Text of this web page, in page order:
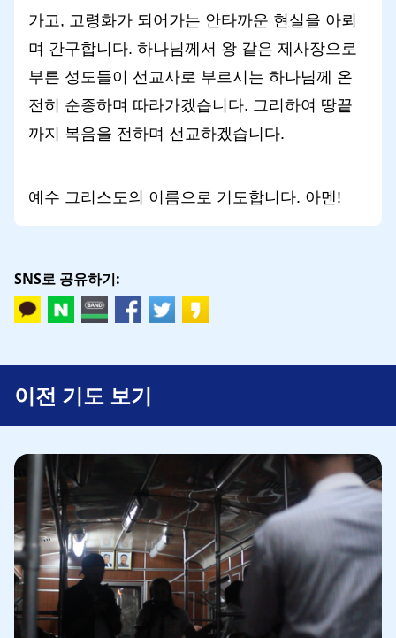
가고, 고령화가 되어가는 안타까운 현실을 아뢰
며 간구합니다. 하나님께서 왕 같은 제사장으로
부른 성도들이 선교사로 부르시는 하나님께 온
전히 순종하며 따라가겠습니다. 그리하여 땅끝
까지 복음을 전하며 선교하겠습니다.
예수 그리스도의 이름으로 기도합니다. 아멘!
SNS로 공유하기:
이전 기도 보기